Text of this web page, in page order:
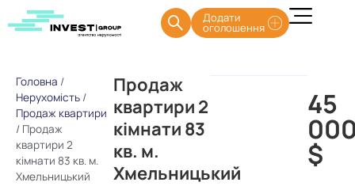
Додати
оголошення
Головна /
Нерухомість /
Продаж квартири
/ Продаж
квартири 2
кімнати 83 кв. м.
Хмельницький
Продаж
квартири 2
кімнати 83
кв. м.
Хмельницький
45
$